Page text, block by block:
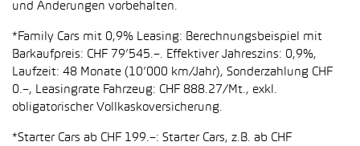
und Änderungen vorbehalten.
*Family Cars mit 0,9% Leasing: Berechnungsbeispiel mit
Barkaufpreis: CHF 79’545.–. Effektiver Jahreszins: 0,9%,
Laufzeit: 48 Monate (10’000 km/Jahr), Sonderzahlung CHF
0.–, Leasingrate Fahrzeug: CHF 888.27/Mt., exkl.
obligatorischer Vollkaskoversicherung.
*Starter Cars ab CHF 199.–: Starter Cars, z.B. ab CHF